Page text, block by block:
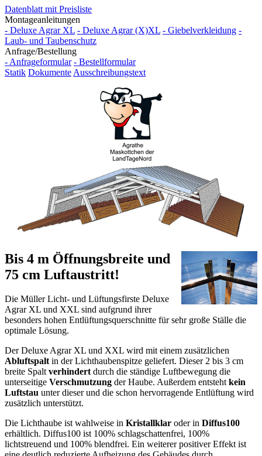
Wir sind nach
DIN EN 1090 zertifiziert
☰ Menu
Deluxe Agrar (X)XL
Dachlichtband Thermolux
Sanierungssysteme
Unsere Empfehlungen
Videos
Referenzen
Anfrageformular
Bestellformular
Login
Der Lichtfirst für große Ställe
Müller Licht- und
Lüftungsfirst Deluxe Agrar
(X)XL
Boxenlaufställe
Datenblatt mit Preisliste